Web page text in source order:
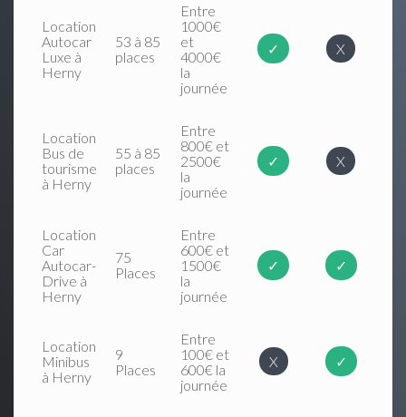
Location
Autocar
Luxe à
Herny
53 à 85
places
Entre
1000€
et
4000€
la
journée
✓ X
Location
Bus de
tourisme
à Herny
55 à 85
places
Entre
800€ et
2500€
la
journée
✓ X
Location
Car
Autocar-
Drive à
Herny
75
Places
Entre
600€ et
1500€
la
journée
✓ ✓
Location
Minibus
à Herny
9
Places
Entre
100€ et
600€ la
journée
X ✓